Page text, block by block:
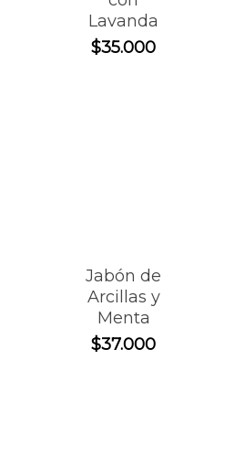
Lavanda
$35.000
Jabón de
Arcillas y
Menta
$37.000